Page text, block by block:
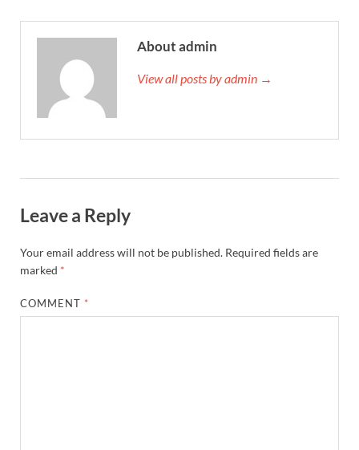
About admin
View all posts by admin →
Leave a Reply
Your email address will not be published. Required fields are
marked *
COMMENT *